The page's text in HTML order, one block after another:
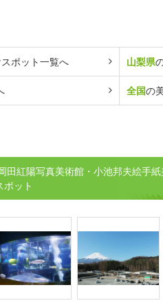
ポット一覧へ 山梨県
全国の
田紅陽写真美術館・小池邦夫絵手
ポット